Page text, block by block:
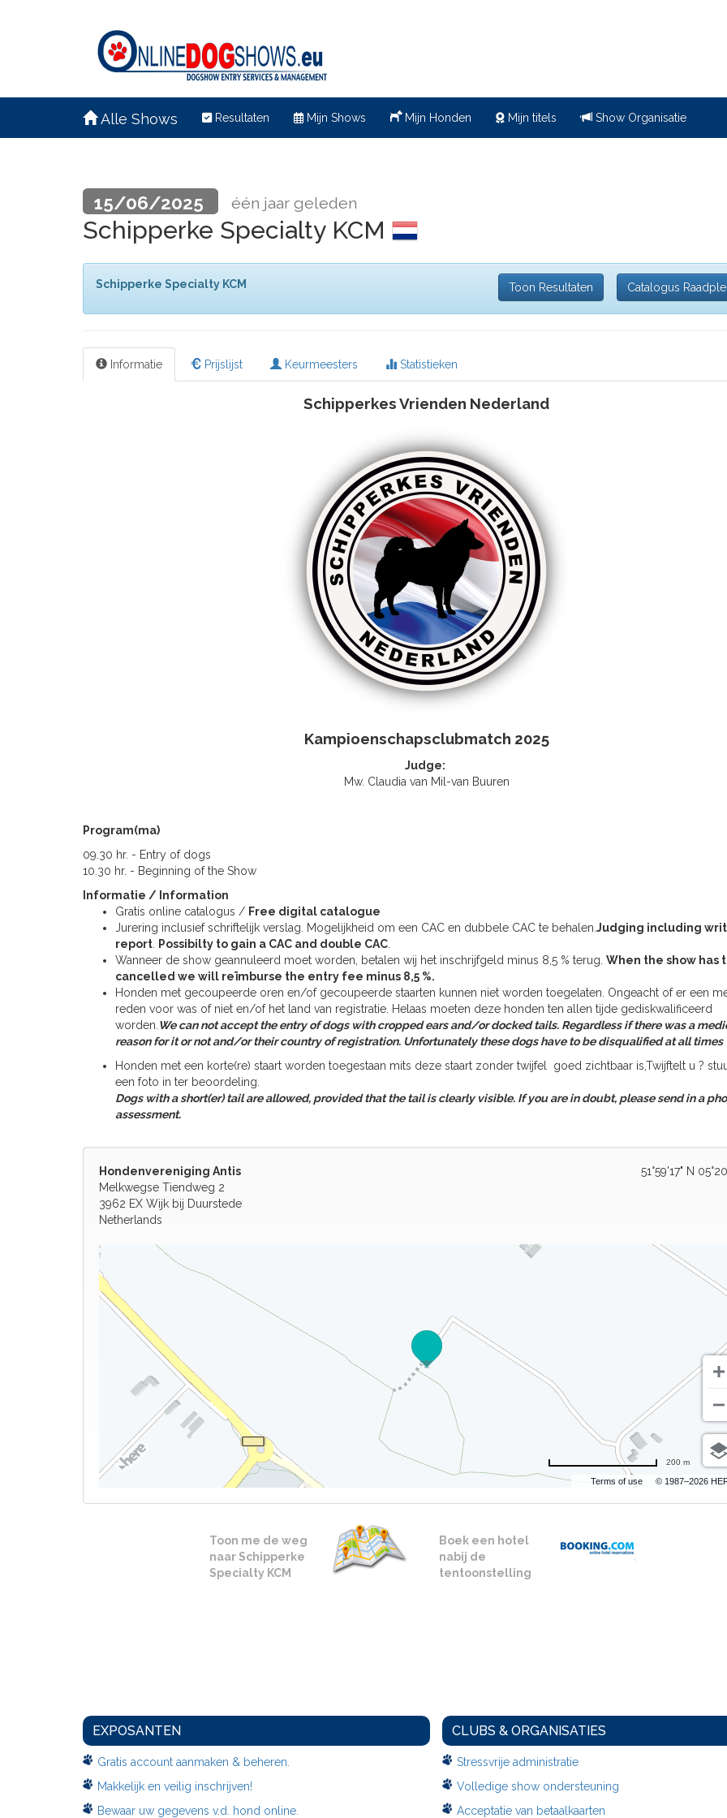
Alle Shows Resultaten Mijn Shows Mijn Honden Mijn titels Show Organisatie
15/06/2025 één jaar geleden
Schipperke Specialty KCM
Schipperke Specialty KCM Toon Resultaten Catalogus
Informatie Prijslijst Keurmeesters Statistieken
Schipperkes Vrienden Nederland
Kampioenschapsclubmatch 2025
Judge:
Mw. Claudia van Mil-van Buuren
Program(ma)
09.30 hr. - Entry of dogs
10.30 hr. - Beginning of the Show
Informatie / Information
Gratis online catalogus / Free digital catalogue
Jurering inclusief schriftelijk verslag. Mogelijkheid om een CAC en dubbele CAC te behalen.Judging including
report. Possibilty to gain a CAC and double CAC.
Wanneer de show geannuleerd moet worden, betalen wij het inschrijfgeld minus 8,5 % terug. When the show has
cancelled we will reïmburse the entry fee minus 8,5 %.
Honden met gecoupeerde oren en/of gecoupeerde staarten kunnen niet worden toegelaten. Ongeacht of er een
reden voor was of niet en/of het land van registratie. Helaas moeten deze honden ten allen tijde gediskwalificeerd
worden.We can not accept the entry of dogs with cropped ears and/or docked tails. Regardless if there was a
reason for it or not and/or their country of registration. Unfortunately these dogs have to be disqualified at all times
Honden met een korte(re) staart worden toegestaan mits deze staart zonder twijfel goed zichtbaar is,Twijftelt u ?
een foto in ter beoordeling.
Dogs with a short(er) tail are allowed, provided that the tail is clearly visible. If you are in doubt, please send in a
assessment.
51°59'17" N
Hondenvereniging Antis
Melkwegse Tiendweg 2
3962 EX Wijk bij Duurstede
Netherlands
Terms of use © 1987–2026
200 m
Toon me de weg
naar Schipperke
Specialty KCM
Boek een hotel
nabij de
tentoonstelling
EXPOSANTEN
Gratis account aanmaken & beheren.
Makkelijk en veilig inschrijven!
Bewaar uw gegevens v.d. hond online.
CLUBS & ORGANISATIES
Stressvrije administratie
Volledige show ondersteuning
Acceptatie van betaalkaarten